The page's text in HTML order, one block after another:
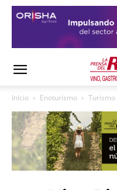
Inicio Enoturismo Turismo